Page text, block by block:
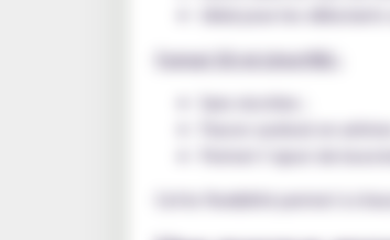
Idéal pour les
Format 50 ml (shortfill) :
Sans nicotine ;
Cette flexibilité permet à